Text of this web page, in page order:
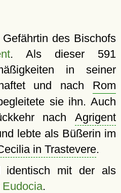
des Bischofs
. Als dieser 591
in seiner
und nach Rom
sie ihn. Auch
nach Agrigent
lebte als Büßerin im
in Trastevere.
identisch mit der als
Eudocia.